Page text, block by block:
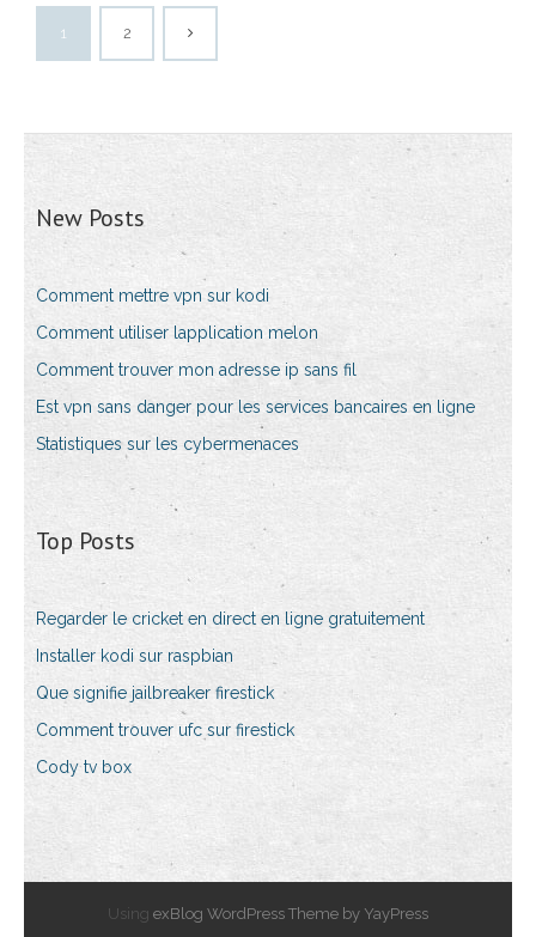
1 2
New Posts
Comment mettre vpn sur kodi
Comment utiliser lapplication melon
Comment trouver mon adresse ip sans fil
Est vpn sans danger pour les services bancaires en ligne
Statistiques sur les cybermenaces
Top Posts
Regarder le cricket en direct en ligne gratuitement
Installer kodi sur raspbian
Que signifie jailbreaker firestick
Comment trouver ufc sur firestick
Cody tv box
Using exBlog WordPress Theme by YayPress